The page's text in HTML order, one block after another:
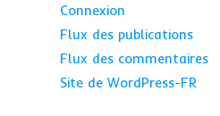
Connexion
Flux des publications
Flux des commentaires
Site de WordPress-FR